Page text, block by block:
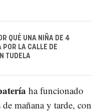
QUÉ UNA NIÑA DE 4
POR LA CALLE DE
TUDELA
ha funcionado
mañana y tarde, con